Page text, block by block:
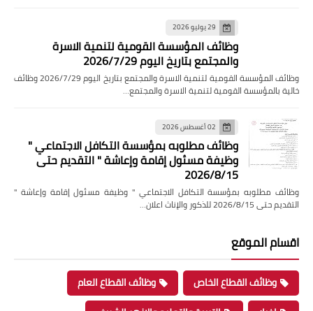
29 يوليو 2026
وظائف المؤسسة القومية لتنمية الاسرة
والمجتمع بتاريخ اليوم 2026/7/29
وظائف المؤسسة القومية لتنمية الاسرة والمجتمع بتاريخ اليوم 2026/7/29 وظائف
خالية بالمؤسسة القومية لتنمية الاسرة والمجتمع…
02 أغسطس 2026
وظائف مطلوبه بمؤسسة التكافل الاجتماعي "
وظيفة مسئول إقامة وإعاشة " التقديم حتى
2026/8/15
وظائف مطلوبه بمؤسسة التكافل الاجتماعي " وظيفة مسئول إقامة وإعاشة "
التقديم حتى 2026/8/15 للذكور والإناث اعلان…
اقسام الموقع
وظائف القطاع الخاص
وظائف القطاع العام